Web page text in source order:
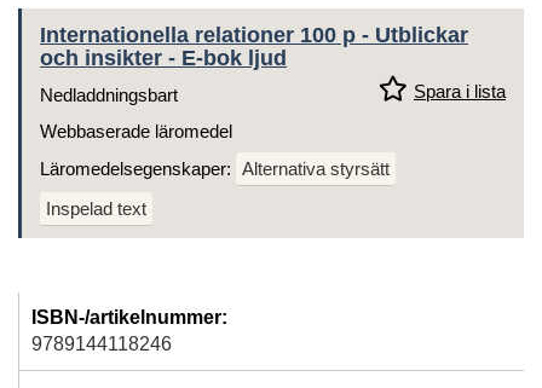
Internationella relationer 100 p - Utblickar
och insikter - E-bok ljud
Spara i lista
Nedladdningsbart
Webbaserade läromedel
Läromedelsegenskaper: Alternativa styrsätt
Inspelad text
ISBN-/artikelnummer:
9789144118246